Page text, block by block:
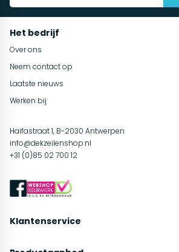
Het bedrijf
Over ons
Neem contact op
Laatste nieuws
Werken bij
Haifastraat 1, B-2030 Antwerpen
info@dekzeilenshop.nl
+31 (0)85 02 700 12
Klantenservice